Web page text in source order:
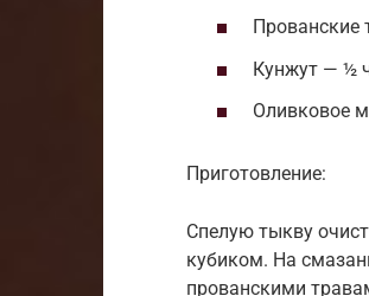
Кунжут — ½
Оливковое
Приготовление:
Спелую тыкву
кубиком. На
прованскими